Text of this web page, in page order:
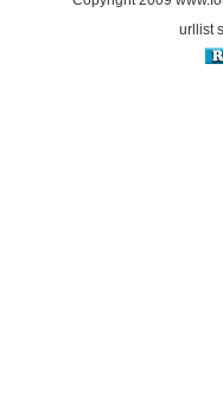
urllist